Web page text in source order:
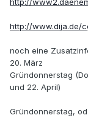
http://
http://www.dija.de/
noch eine
20. März
Gründonnerstag
und 22. April)
Gründonnerstag,